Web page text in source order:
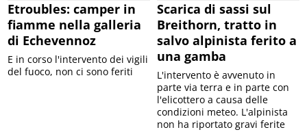
Etroubles: camper in
fiamme nella galleria
di Echevennoz
E in corso l'intervento dei vigili
del fuoco, non ci sono feriti
Scarica di sassi sul
Breithorn, tratto in
salvo alpinista ferito a
una gamba
L'intervento è avvenuto in
parte via terra e in parte con
l'elicottero a causa delle
condizioni meteo. L'alpinista
non ha riportato gravi ferite